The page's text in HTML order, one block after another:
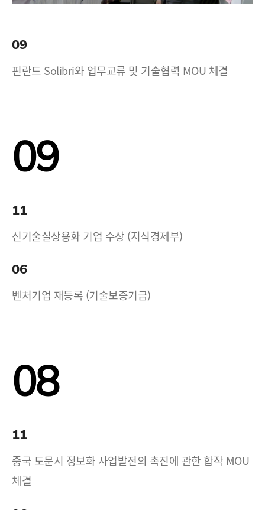
09
핀란드 Solibri와 업무교류 및 기술협력 MOU 체결
09
11
신기술실상용화 기업 수상 (지식경제부)
06
벤처기업 재등록 (기술보증기금)
08
11
중국 도문시 정보화 사업발전의 촉진에 관한 합작 MOU
체결